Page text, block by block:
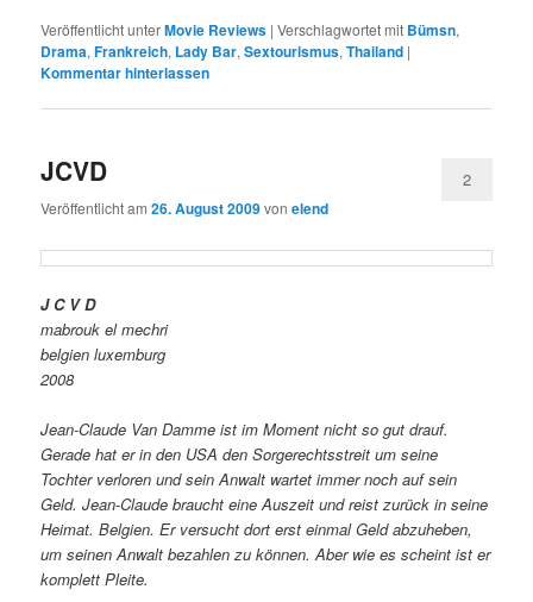
Veröffentlicht unterMovie Reviews |Verschlagwortet mit Bümsn,
Drama,Frankreich, Lady Bar,Sextourismus,Thailand |
Kommentar hinterlassen
JCVD
Veröffentlicht am26. August 2009vonelend
2
J C V D
mabrouk el mechri
belgien luxemburg
2008
Jean-Claude Van Damme ist im Moment nicht so gut drauf.
Gerade hat er in den USA den Sorgerechtsstreit um seine
Tochter verloren und sein Anwalt wartet immer noch auf sein
Geld. Jean-Claude braucht eine Auszeit und reist zurück in seine
Heimat. Belgien. Er versucht dort erst einmal Geld abzuheben,
um seinen Anwalt bezahlen zu können. Aber wie es scheint ist er
komplett Pleite.